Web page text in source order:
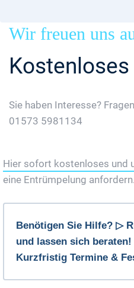
Wir freuen uns
Sie haben Interesse?
01573 5981134
Hier sofort kostenloses und
eine Entrümpelung anfordern.
Benötigen Sie Hilfe? ▷
und lassen sich beraten!
Kurzfristig Termine &